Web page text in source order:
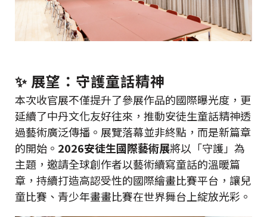
✨ 展望：守護童話精神
本次收官展不僅提升了參展作品的國際曝光度，更
延續了中丹文化友好往來，推動安徒生童話精神透
過藝術廣泛傳播。展覽落幕並非終點，而是新篇章
的開始。 2026安徒生國際藝術展將以「守護」為
主題，邀請全球創作者以藝術續寫童話的溫暖篇
章，持續打造高認受性的國際繪畫比賽平台，讓兒
童比賽、青少年畫畫比賽在世界舞台上綻放光彩。